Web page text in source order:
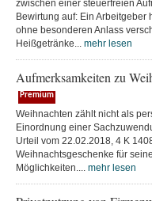
zwischen einer steuerfreien
Bewirtung auf: Ein
ohne besonderen Anlass
Heißgetränke... mehr lesen
Aufmerksamkeiten zu
Premium
Weihnachten zählt nicht als
Einordnung einer
Urteil vom 22.02.2018, 4 K
Weihnachtsgeschenke für
Möglichkeiten.... mehr lesen